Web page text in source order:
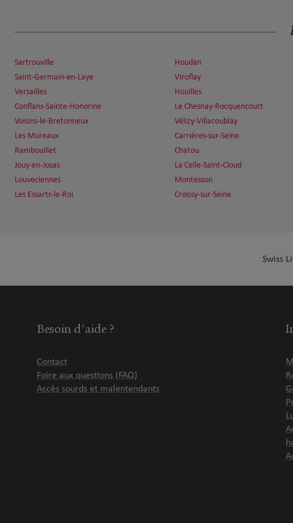
7 Fd Assurance Finance
12 Rue Du General De Gaulle
Numéro Voir plus
78960 VOISINS LE BRETONNEUX
Fermé aujourd'hui
Ouvert sur rdv 09:30 - 12:30
Voir plus
Sartrouville
Saint-Germain-en-Laye
Versailles
Conflans-Sainte-Honorine
Voisins-le-Bretonneux
Les Mureaux
Rambouillet
Jouy-en-Josas
Louveciennes
Les Essarts-le-Roi
Houdan
Viroflay
Houilles
Le Chesnay-Rocquencourt
Vélizy-Villacoublay
Carrières-sur-Seine
Chatou
La Celle-Saint-Cloud
Montesson
Croissy-sur-Seine
Swiss
Besoin d'aide ?
Contact
Foire aux questions (FAQ)
Accès sourds et malentendants